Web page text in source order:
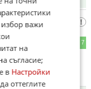
7
ковчези си вземи.
важи
на
съгласие;
в Настройки
оттеглите